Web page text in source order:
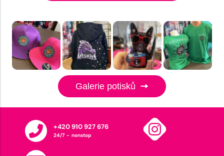
Galerie potisků
+420 910 927 676
24/7 - nonstop